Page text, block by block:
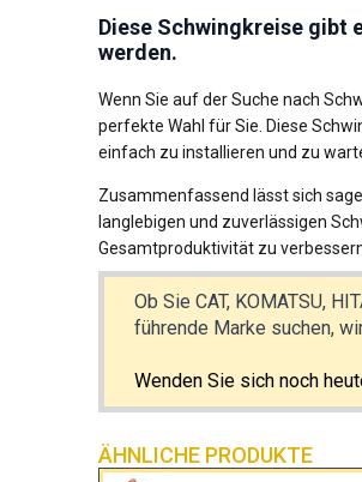
Diese Schwingkreise gibt
werden.
Wenn Sie auf der Suche nach
perfekte Wahl für Sie. Diese
einfach zu installieren und zu
Zusammenfassend lässt sich
langlebigen und zuverlässigen
Gesamtproduktivität zu
Ob Sie CAT, KOMATSU,
führende Marke suchen,
Wenden Sie sich noch
ÄHNLICHE PRODUKTE